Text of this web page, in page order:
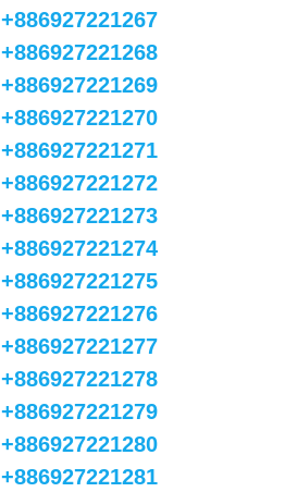
+886927221267
+886927221268
+886927221269
+886927221270
+886927221271
+886927221272
+886927221273
+886927221274
+886927221275
+886927221276
+886927221277
+886927221278
+886927221279
+886927221280
+886927221281